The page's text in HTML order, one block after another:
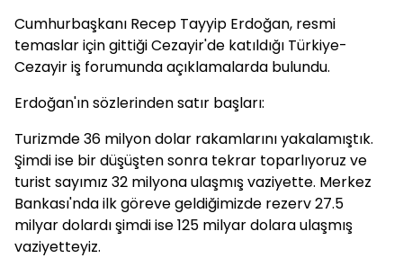
Cumhurbaşkanı Recep Tayyip Erdoğan, resmi
temaslar için gittiği Cezayir'de katıldığı Türkiye-
Cezayir iş forumunda açıklamalarda bulundu.
Erdoğan'ın sözlerinden satır başları:
Turizmde 36 milyon dolar rakamlarını yakalamıştık.
Şimdi ise bir düşüşten sonra tekrar toparlıyoruz ve
turist sayımız 32 milyona ulaşmış vaziyette. Merkez
Bankası'nda ilk göreve geldiğimizde rezerv 27.5
milyar dolardı şimdi ise 125 milyar dolara ulaşmış
vaziyetteyiz.